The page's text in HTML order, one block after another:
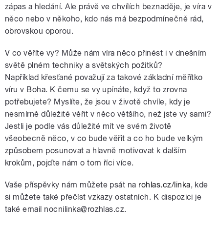
zápas a hledání. Ale právě ve chvílích beznaděje, je víra v
něco nebo v někoho, kdo nás má bezpodmínečně rád,
obrovskou oporou.
V co věříte vy? Může nám víra něco přinést i v dnešním
světě plném techniky a světských požitků?
Například křesťané považují za takové základní měřítko
víru v Boha. K čemu se vy upínáte, když to zrovna
potřebujete? Myslíte, že jsou v životě chvíle, kdy je
nesmírně důležité věřit v něco většího, než jste vy sami?
Jestli je podle vás důležité mít ve svém životě
všeobecně něco, v co bude věřit a co ho bude velkým
způsobem posunovat a hlavně motivovat k dalším
krokům, pojďte nám otom říci více.
Vaše příspěvky nám můžete psát na rohlas.cz/linka, kde
si můžete také přečíst vzkazy ostatních. K dispozici je
také email nocnilinka@rozhlas.cz.